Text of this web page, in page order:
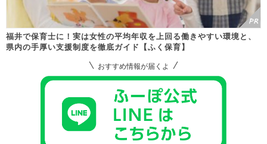
福井で保育士に！実は女性の平均年収を上回る働きやすい環境と、
県内の手厚い支援制度を徹底ガイド【ふく保育】
おすすめ情報が届くよ